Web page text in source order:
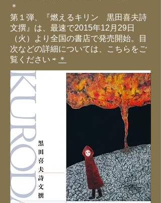
＊
第１弾、『燃えるキリン 黒田喜夫詩
文撰』は、最速で2015年12月29日
（火）より全国の書店で発売開始。目
次などの詳細については、こちらをご
覧ください ⇨ ＊